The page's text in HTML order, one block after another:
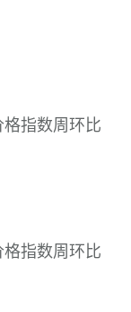
指数周环比
指数周环比